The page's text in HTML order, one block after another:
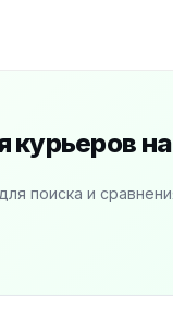
курьеров на
поиска и
вакансии